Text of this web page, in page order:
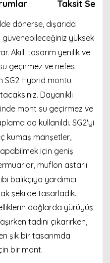
Taksit
dönerse, dışarıda
yüksek
Akıllı tasarım yenilik ve
geçirmez ve nefes
SG2 Hybrid montu
Dayanıklı
mont su geçirmez ve
da kullanıldı. SG2'yi
kumaş manşetler,
için geniş
muflon astarlı
balıkçıya yardımcı
şekilde tasarladık.
dağlarda yürüyüş
tadını çıkarırken,
şık bir tasarımda
bir mont.